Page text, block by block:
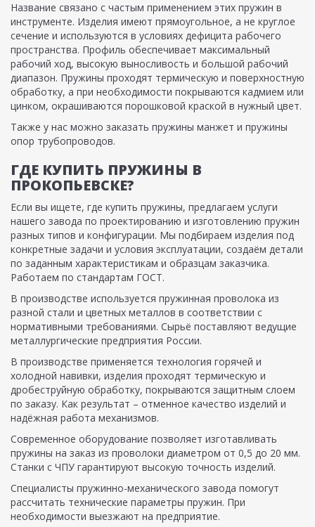
Название связано с частым применением этих пружин в
инструменте. Изделия имеют прямоугольное, а не круглое
сечение и используются в условиях дефицита рабочего
пространства. Профиль обеспечивает максимальный
рабочий ход, высокую выносливость и большой рабочий
диапазон. Пружины проходят термическую и поверхностную
обработку, а при необходимости покрываются кадмием или
цинком, окрашиваются порошковой краской в нужный цвет.
Также у нас можно заказать пружины манжет и пружины
опор трубопроводов.
ГДЕ КУПИТЬ ПРУЖИНЫ В
ПРОКОПЬЕВСКЕ?
Если вы ищете, где купить пружины, предлагаем услуги
нашего завода по проектированию и изготовлению пружин
разных типов и конфигурации. Мы подбираем изделия под
конкретные задачи и условия эксплуатации, создаём детали
по заданным характеристикам и образцам заказчика.
Работаем по стандартам ГОСТ.
В производстве используется пружинная проволока из
разной стали и цветных металлов в соответствии с
нормативными требованиями. Сырьё поставляют ведущие
металлургические предприятия России.
В производстве применяется технология горячей и
холодной навивки, изделия проходят термическую и
дробеструйную обработку, покрываются защитным слоем
по заказу. Как результат – отменное качество изделий и
надёжная работа механизмов.
Современное оборудование позволяет изготавливать
пружины на заказ из проволоки диаметром от 0,5 до 20 мм.
Станки с ЧПУ гарантируют высокую точность изделий.
Специалисты пружинно-механического завода помогут
рассчитать технические параметры пружин. При
необходимости выезжают на предприятие.